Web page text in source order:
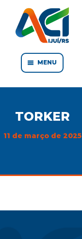
MENU
TORKER
11 de março de 2025